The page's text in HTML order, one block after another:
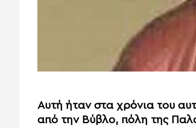
Αυτή ήταν στα χρόνια του
από την Βύβλο, πόλη της